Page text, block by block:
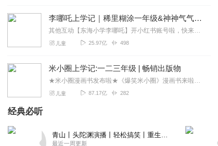
李哪吒上学记｜稀里糊涂一年级&神神气气二年级
其他互动【东海小学李哪吒】开小红书账号啦，快来关注和李哪吒成为好朋友！有机会免费领儿童会员、官方周边！【点击加入】东海小学广播站圈子，更多互动！李哪吒全新冒险番...
儿童 25.97亿 498
米小圈上学记:一二三年级 | 畅销出版物
★米小圈漫画书发布啦★《爆笑米小圈》漫画书来啦《米小圈上学记》一二三年级正版广播剧！《米小圈上学记》系列是儿童作家北猫最新创作的儿童小说系列，作品诙谐幽默、好...
儿童 87.17亿 282
经典必听
最近一周更新